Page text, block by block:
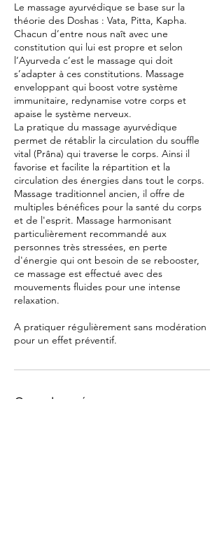
Le massage ayurvédique se base sur la
théorie des Doshas : Vata, Pitta, Kapha.
Chacun d’entre nous naît avec une
constitution qui lui est propre et selon
l’Ayurveda c’est le massage qui doit
s’adapter à ces constitutions. Massage
enveloppant qui boost votre système
immunitaire, redynamise votre corps et
apaise le système nerveux.
La pratique du massage ayurvédique
permet de rétablir la circulation du souffle
vital (Prâna) qui traverse le corps. Ainsi il
favorise et facilite la répartition et la
circulation des énergies dans tout le corps.
Massage traditionnel ancien, il offre de
multiples bénéfices pour la santé du corps
et de l'esprit. Massage harmonisant
particulièrement recommandé aux
personnes très stressées, en perte
d'énergie qui ont besoin de se rebooster,
ce massage est effectué avec des
mouvements fluides pour une intense
relaxation.
A pratiquer régulièrement sans modération
pour un effet préventif.
Coordonnées